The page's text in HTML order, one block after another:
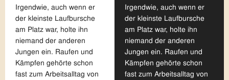
Irgendwie, auch wenn er
der kleinste Laufbursche
am Platz war, holte ihn
niemand der anderen
Jungen ein. Raufen und
Kämpfen gehörte schon
fast zum Arbeitsalltag von
Irgendwie, auch wenn er
der kleinste Laufbursche
am Platz war, holte ihn
niemand der anderen
Jungen ein. Raufen und
Kämpfen gehörte schon
fast zum Arbeitsalltag von